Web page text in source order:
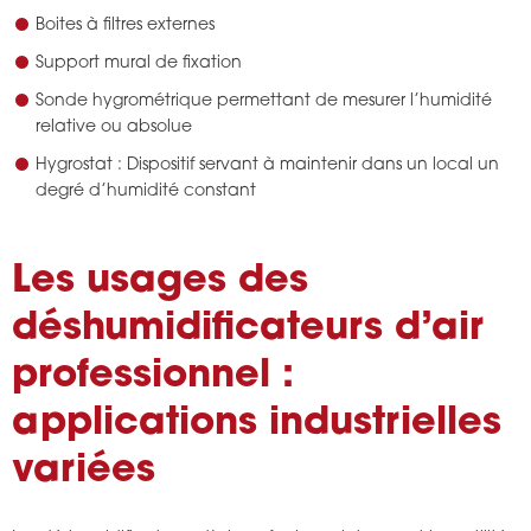
Boites à filtres externes
Support mural de fixation
Sonde hygrométrique permettant de mesurer l’humidité
relative ou absolue
Hygrostat : Dispositif servant à maintenir dans un local un
degré d’humidité constant
Les usages des
déshumidificateurs d’air
professionnel :
applications industrielles
variées